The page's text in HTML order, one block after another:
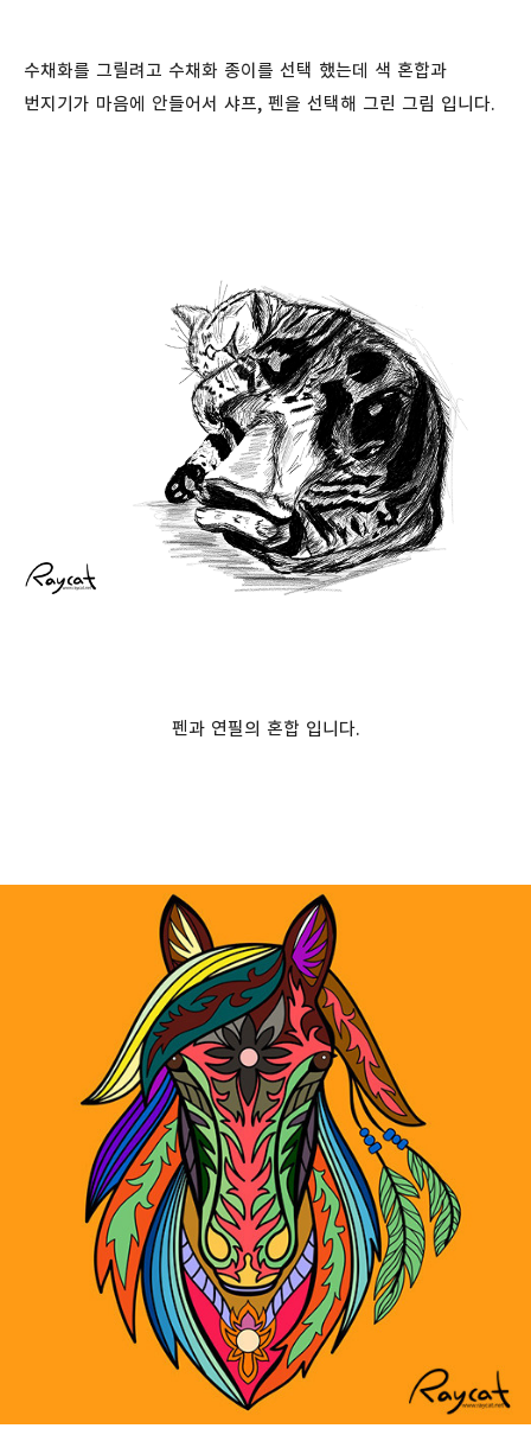
수채화를 그릴려고 수채화 종이를 선택 했는데 색 혼합과
번지기가 마음에 안들어서 샤프, 펜을 선택해 그린 그림 입니다.
펜과 연필의 혼합 입니다.